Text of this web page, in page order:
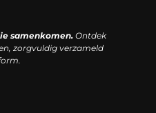
samenkomen.Ontdek
zorgvuldig verzameld